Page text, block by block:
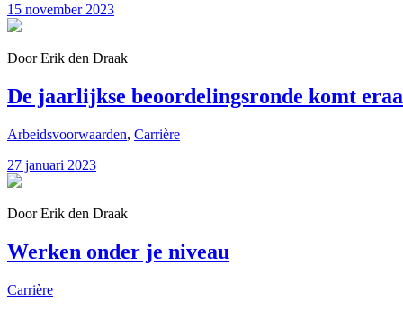
15 november 2023
Door Erik den Draak
De jaarlijkse beoordelingsronde komt
Arbeidsvoorwaarden, Carrière
27 januari 2023
Door Erik den Draak
Werken onder je niveau
Carrière